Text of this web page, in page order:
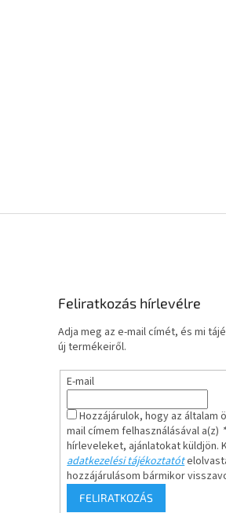
Feliratkozás hírlevélre
Adja meg az e-mail címét, és mi
új termékeiről.
E-mail
Hozzájárulok, hogy az
mail címem felhasználásával a(z)
hírleveleket, ajánlatokat küldjön.
adatkezelési tájékoztatót
hozzájárulásom bármikor
FELIRATKOZÁS